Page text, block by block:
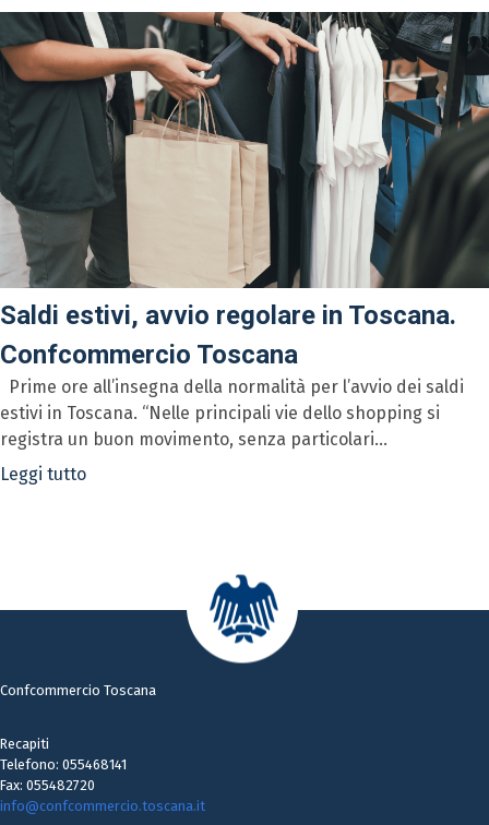
Saldi estivi, avvio regolare in Toscana.
Confcommercio Toscana
Prime ore all’insegna della normalità per l’avvio dei saldi
estivi in Toscana. “Nelle principali vie dello shopping si
registra un buon movimento, senza particolari...
Leggi tutto
Confcommercio Toscana
Recapiti
Telefono: 055468141
Fax: 055482720
info@confcommercio.toscana.it